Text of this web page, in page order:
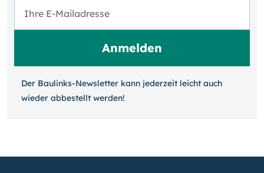
Der Baulinks-Newsletter kann jeder­zeit leicht auch
wieder ab­bestellt werden!